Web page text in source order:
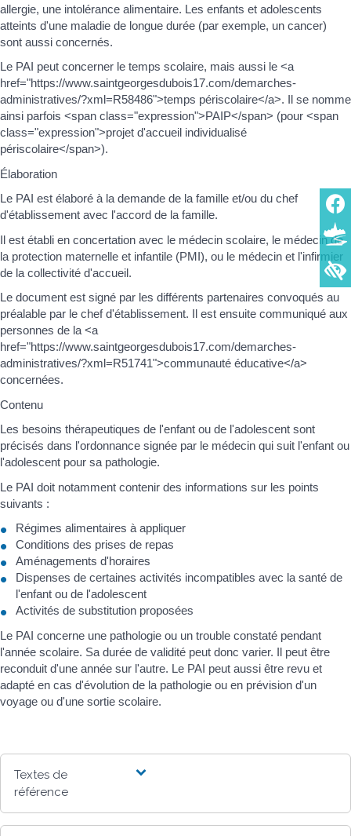
allergie, une intolérance alimentaire. Les enfants et adolescents
atteints d'une maladie de longue durée (par exemple, un cancer)
sont aussi concernés.
Le PAI peut concerner le temps scolaire, mais aussi le <a
href="https://www.saintgeorgesdubois17.com/demarches-
administratives/?xml=R58486">temps périscolaire</a>. Il se nomme
ainsi parfois <span class="expression">PAIP</span> (pour <span
class="expression">projet d'accueil individualisé
périscolaire</span>).
Élaboration
Le PAI est élaboré à la demande de la famille et/ou du chef
d'établissement avec l'accord de la famille.
Il est établi en concertation avec le médecin scolaire, le médecin de
la protection maternelle et infantile (PMI), ou le médecin et l'infirmier
de la collectivité d'accueil.
Le document est signé par les différents partenaires convoqués au
préalable par le chef d'établissement. Il est ensuite communiqué aux
personnes de la <a
href="https://www.saintgeorgesdubois17.com/demarches-
administratives/?xml=R51741">communauté éducative</a>
concernées.
Contenu
Les besoins thérapeutiques de l'enfant ou de l'adolescent sont
précisés dans l'ordonnance signée par le médecin qui suit l'enfant ou
l'adolescent pour sa pathologie.
Le PAI doit notamment contenir des informations sur les points
suivants :
Régimes alimentaires à appliquer
Conditions des prises de repas
Aménagements d'horaires
Dispenses de certaines activités incompatibles avec la santé de
l'enfant ou de l'adolescent
Activités de substitution proposées
Le PAI concerne une pathologie ou un trouble constaté pendant
l'année scolaire. Sa durée de validité peut donc varier. Il peut être
reconduit d'une année sur l'autre. Le PAI peut aussi être revu et
adapté en cas d'évolution de la pathologie ou en prévision d'un
voyage ou d'une sortie scolaire.
Textes de
référence